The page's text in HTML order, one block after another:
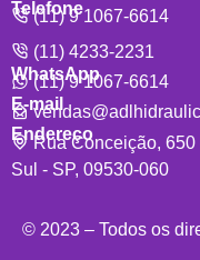
Telefone
(11) 9 1067-6614
(11) 4233-2231
WhatsApp
(11) 9 1067-6614
E-mail
Endereço
Rua Conceição, 650
Sul - SP, 09530-060
© 2023 – Todos os